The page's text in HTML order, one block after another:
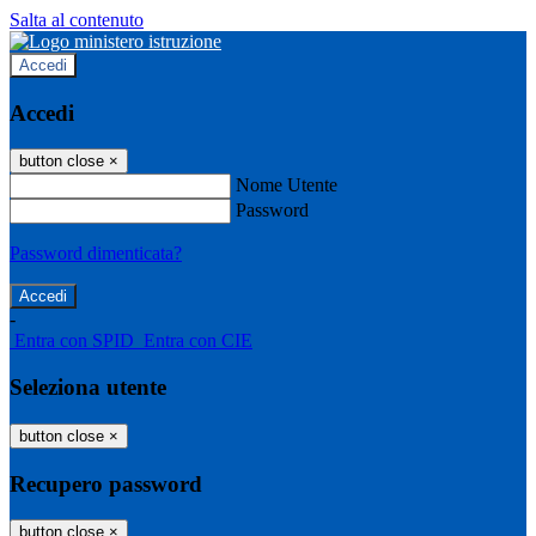
Salta al contenuto
Accedi
Accedi
button close ×
Nome Utente
Password
Password dimenticata?
-
Entra con SPID Entra con CIE
Seleziona utente
button close ×
Recupero password
button close ×